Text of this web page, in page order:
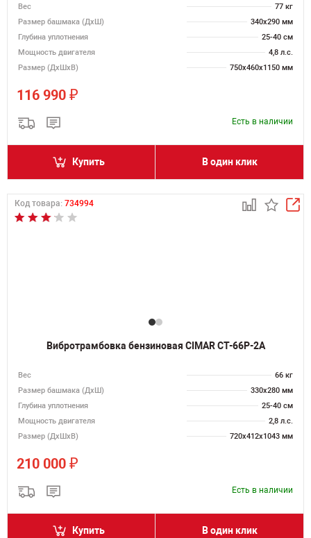
Вес
77 кг
Размер башмака (ДхШ)
340х290 мм
Глубина уплотнения
25-40 см
Мощность двигателя
4,8 л.с.
Размер (ДхШхВ)
750х460х1150 мм
116 990 ₽
Есть в наличии
Купить В один клик
Код товара: 734994
Вибротрамбовка бензиновая CIMAR CT-66P-2A
Вес
66 кг
Размер башмака (ДхШ)
330х280 мм
Глубина уплотнения
25-40 см
Мощность двигателя
2,8 л.с.
Размер (ДхШхВ)
720х412х1043 мм
210 000 ₽
Есть в наличии
Купить В один клик